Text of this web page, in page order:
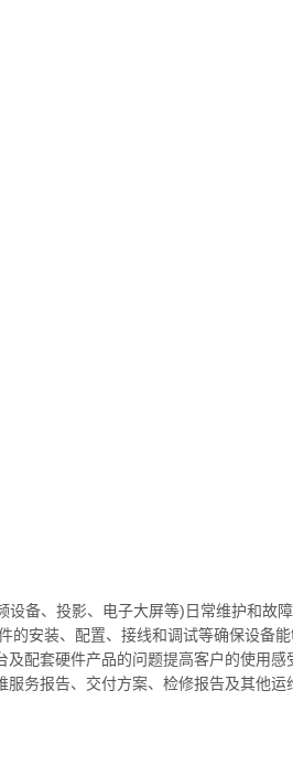
备、投影、电子大屏等)日常维护和故
安装、配置、接线和调试等确保设备
配套硬件产品的问题提高客户的使用感
务报告、交付方案、检修报告及其他运